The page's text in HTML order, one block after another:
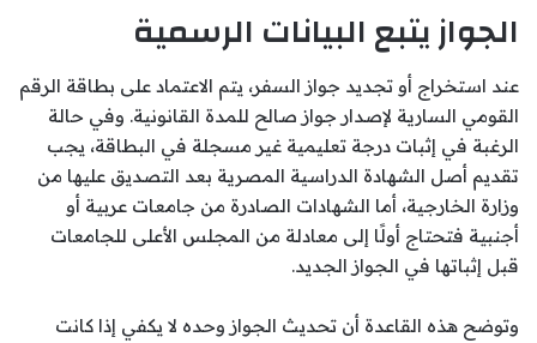
الجواز يتبع البيانات الرسمية
عند استخراج أو تجديد جواز السفر، يتم الاعتماد على بطاقة الرقم
القومي السارية لإصدار جواز صالح للمدة القانونية. وفي حالة
الرغبة في إثبات درجة تعليمية غير مسجلة في البطاقة، يجب
تقديم أصل الشهادة الدراسية المصرية بعد التصديق عليها من
وزارة الخارجية، أما الشهادات الصادرة من جامعات عربية أو
أجنبية فتحتاج أولًا إلى معادلة من المجلس الأعلى للجامعات
قبل إثباتها في الجواز الجديد.
وتوضح هذه القاعدة أن تحديث الجواز وحده لا يكفي إذا كانت